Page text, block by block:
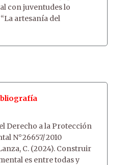
con juventudes lo
artesanía del
Derecho a la Protección
N°26657/2010
C. (2024). Construir
es entre todas y